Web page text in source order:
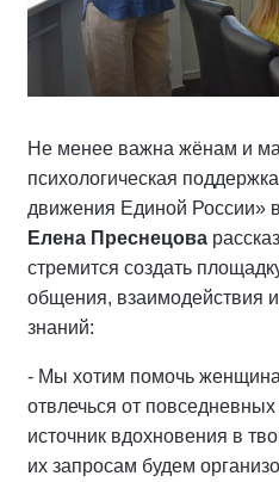
Не менее важна жёнам и
психологическая
движения Единой России»
Елена Преснецова
стремится создать
общения, взаимодействия
знаний:
- Мы хотим помочь
отвлечься от
источник вдохновения в
их запросам будем